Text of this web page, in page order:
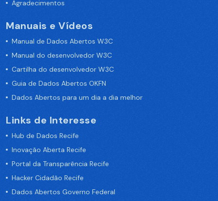
Agradecimentos
Manuais e Vídeos
Manual de Dados Abertos W3C
Manual do desenvolvedor W3C
Cartilha do desenvolvedor W3C
Guia de Dados Abertos OKFN
Dados Abertos para um dia a dia melhor
Links de Interesse
Hub de Dados Recife
Inovação Aberta Recife
Portal da Transparência Recife
Hacker Cidadão Recife
Dados Abertos Governo Federal